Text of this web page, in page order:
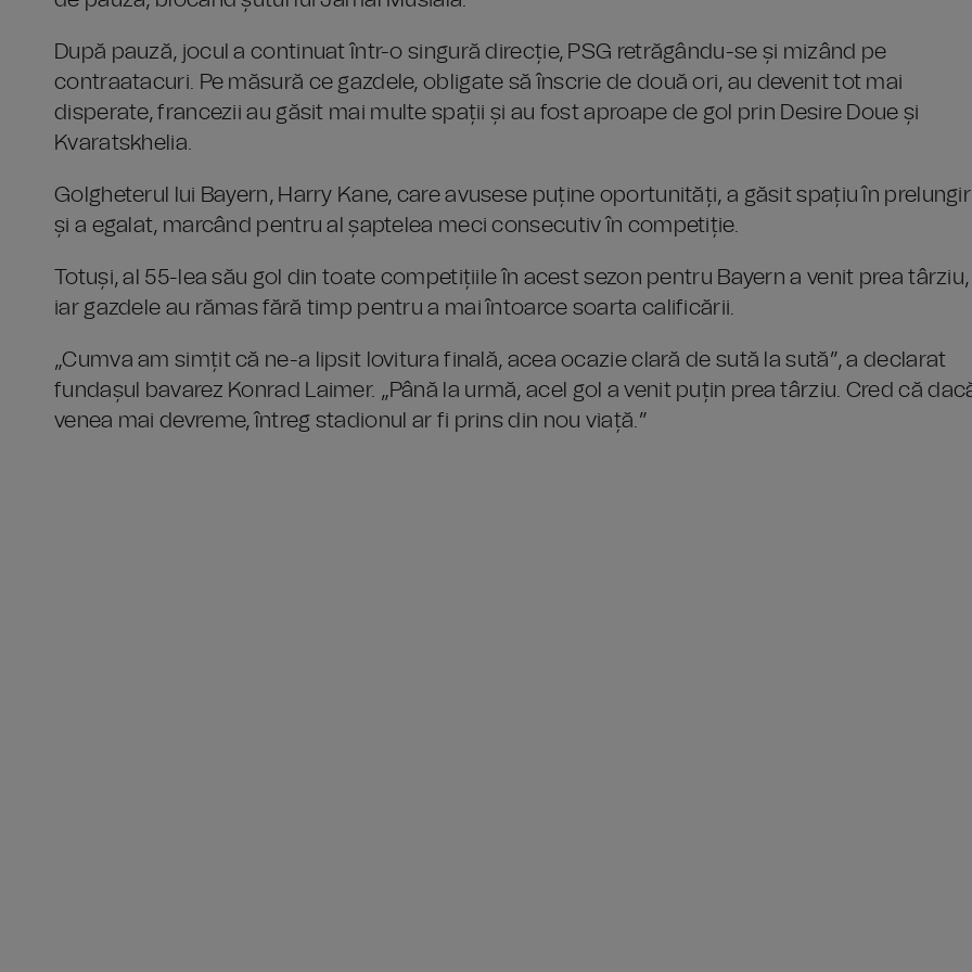
După pauză, jocul a continuat într-o singură direcție, PSG retrăgându-se și mizând pe
contraatacuri. Pe măsură ce gazdele, obligate să înscrie de două ori, au devenit tot mai
disperate, francezii au găsit mai multe spații și au fost aproape de gol prin Desire Doue și
Kvaratskhelia.
Golgheterul lui Bayern, Harry Kane, care avusese puține oportunități, a găsit spațiu în
și a egalat, marcând pentru al șaptelea meci consecutiv în competiție.
Totuși, al 55-lea său gol din toate competițiile în acest sezon pentru Bayern a venit prea târziu,
iar gazdele au rămas fără timp pentru a mai întoarce soarta calificării.
„Cumva am simțit că ne-a lipsit lovitura finală, acea ocazie clară de sută la sută”, a declarat
fundașul bavarez Konrad Laimer. „Până la urmă, acel gol a venit puțin prea târziu. Cred că
venea mai devreme, întreg stadionul ar fi prins din nou viață.”